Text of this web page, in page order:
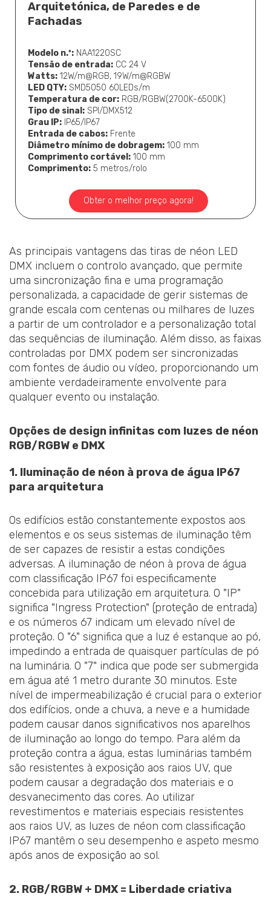
Arquitetónica, de Paredes e de
Fachadas
Modelo n.º: NAA1220SC
Tensão de entrada: CC 24 V
Watts: 12W/m@RGB, 19W/m@RGBW
LED QTY: SMD5050 60LEDs/m
Temperatura de cor: RGB/RGBW(2700K-6500K)
Tipo de sinal: SPI/DMX512
Grau IP: IP65/IP67
Entrada de cabos: Frente
Diâmetro mínimo de dobragem: 100 mm
Comprimento cortável: 100 mm
Comprimento: 5 metros/rolo
Obter o melhor preço agora!
As principais vantagens das tiras de néon LED
DMX incluem o controlo avançado, que permite
uma sincronização fina e uma programação
personalizada, a capacidade de gerir sistemas de
grande escala com centenas ou milhares de luzes
a partir de um controlador e a personalização total
das sequências de iluminação. Além disso, as faixas
controladas por DMX podem ser sincronizadas
com fontes de áudio ou vídeo, proporcionando um
ambiente verdadeiramente envolvente para
qualquer evento ou instalação.
Opções de design infinitas com luzes de néon
RGB/RGBW e DMX
1. Iluminação de néon à prova de água IP67
para arquitetura
Os edifícios estão constantemente expostos aos
elementos e os seus sistemas de iluminação têm
de ser capazes de resistir a estas condições
adversas. A iluminação de néon à prova de água
com classificação IP67 foi especificamente
concebida para utilização em arquitetura. O "IP"
significa "Ingress Protection" (proteção de entrada)
e os números 67 indicam um elevado nível de
proteção. O "6" significa que a luz é estanque ao pó,
impedindo a entrada de quaisquer partículas de pó
na luminária. O "7" indica que pode ser submergida
em água até 1 metro durante 30 minutos. Este
nível de impermeabilização é crucial para o exterior
dos edifícios, onde a chuva, a neve e a humidade
podem causar danos significativos nos aparelhos
de iluminação ao longo do tempo. Para além da
proteção contra a água, estas luminárias também
são resistentes à exposição aos raios UV, que
podem causar a degradação dos materiais e o
desvanecimento das cores. Ao utilizar
revestimentos e materiais especiais resistentes
aos raios UV, as luzes de néon com classificação
IP67 mantêm o seu desempenho e aspeto mesmo
após anos de exposição ao sol.
2. RGB/RGBW + DMX = Liberdade criativa